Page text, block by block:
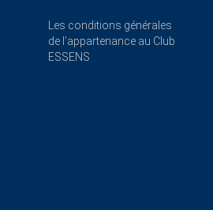
Les conditions générales
de l’appartenance au Club
ESSENS